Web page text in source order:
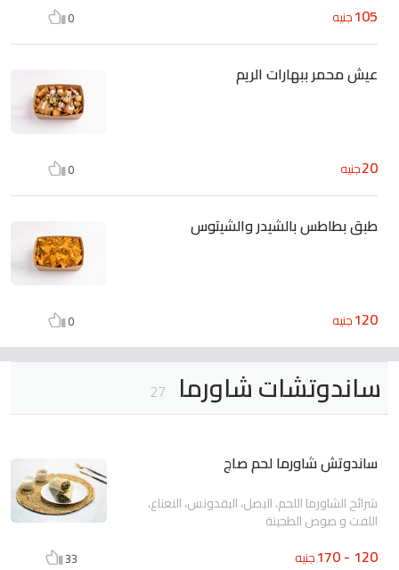
105جنيه 0
عيش محمر ببهارات الريم
20جنيه 0
طبق بطاطس بالشيدر والشيتوس
120جنيه 0
ساندوتشات شاورما 27
ساندوتش شاورما لحم صاج
شرائح الشاورما اللحم، البصل، البقدونس، النعناع،
اللفت و صوص الطحينة
120 - 170 جنيه 33